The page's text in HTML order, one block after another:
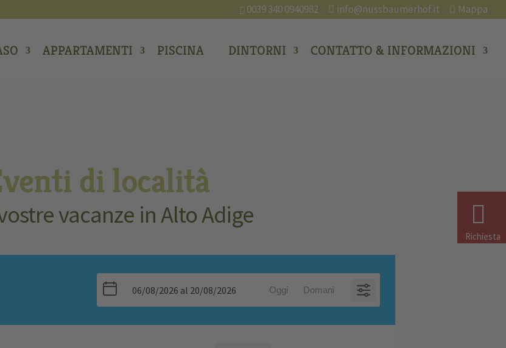
Richiesta
0039 340 0940982 info@nussbaumerhof.it Mappa
APPARTAMENTI PISCINA DINTORNI CONTATTO & INFORMAZIONI
di località
vacanze in Alto Adige
Oggi Domani